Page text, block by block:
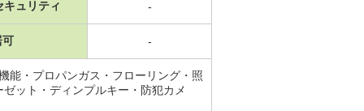
キュリティ -
可 -
能・プロパンガス・フローリング・照
ット・ディンプルキー・防犯カメ